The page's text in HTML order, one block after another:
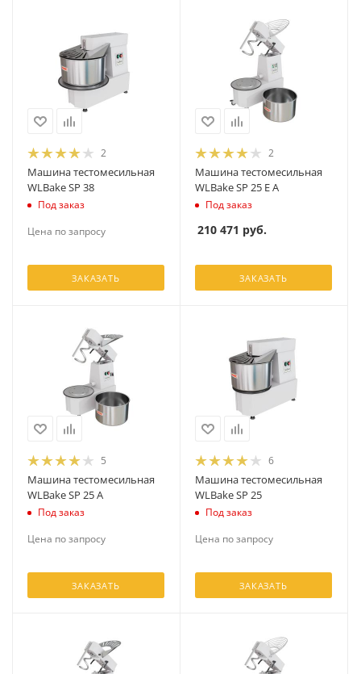
2
Машина тестомесильная
WLBake SP 38
Под заказ
Цена по запросу
ЗАКАЗАТЬ
2
Машина тестомесильная
WLBake SP 25 E A
Под заказ
210 471 руб.
ЗАКАЗАТЬ
5
Машина тестомесильная
WLBake SP 25 A
Под заказ
Цена по запросу
ЗАКАЗАТЬ
6
Машина тестомесильная
WLBake SP 25
Под заказ
Цена по запросу
ЗАКАЗАТЬ